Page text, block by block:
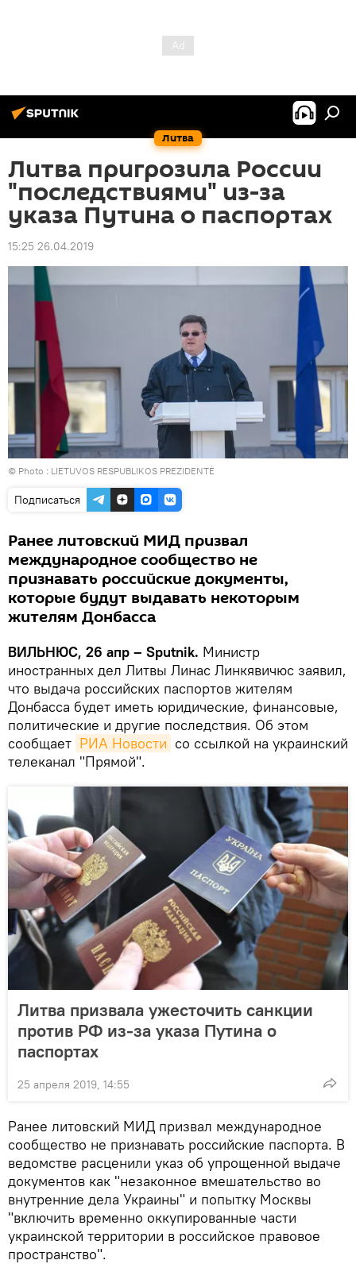
Литва
Литва пригрозила России
"последствиями" из-за
указа Путина о паспортах
15:25 26.04.2019
© Photo : LIETUVOS RESPUBLIKOS PREZIDENTĖ
Подписаться
Ранее литовский МИД призвал
международное сообщество не
признавать российские документы,
которые будут выдавать некоторым
жителям Донбасса
ВИЛЬНЮС, 26 апр – Sputnik. Министр
иностранных дел Литвы Линас Линкявичюс заявил,
что выдача российских паспортов жителям
Донбасса будет иметь юридические, финансовые,
политические и другие последствия. Об этом
сообщает РИА Новости со ссылкой на украинский
телеканал "Прямой".
Литва призвала ужесточить санкции
против РФ из-за указа Путина о
паспортах
25 апреля 2019, 14:55
Ранее литовский МИД призвал международное
сообщество не признавать российские паспорта. В
ведомстве расценили указ об упрощенной выдаче
документов как "незаконное вмешательство во
внутренние дела Украины" и попытку Москвы
"включить временно оккупированные части
украинской территории в российское правовое
пространство".